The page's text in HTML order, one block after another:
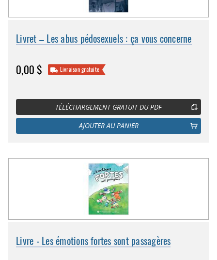
Livret – Les abus pédosexuels : ça vous concerne
0,00 $ Livraison gratuite
TÉLÉCHARGEMENT GRATUIT DU PDF
AJOUTER AU PANIER
Livre - Les émotions fortes sont passagères